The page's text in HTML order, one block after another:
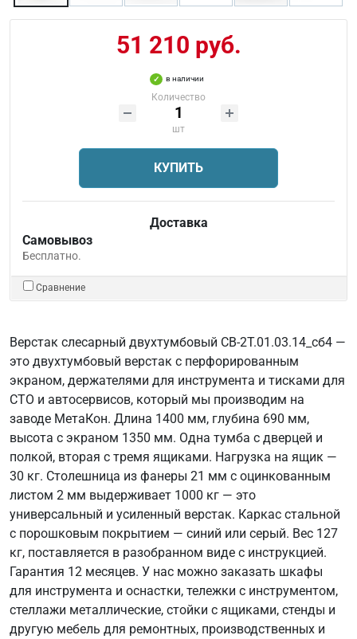
51 210 руб.
в наличии
Количество
шт
КУПИТЬ
Доставка
Самовывоз
Бесплатно.
Сравнение
Верстак слесарный двухтумбовый СВ-2Т.01.03.14_сб4 —
это двухтумбовый верстак с перфорированным
экраном, держателями для инструмента и тисками для
СТО и автосервисов, который мы производим на
заводе МетаКон. Длина 1400 мм, глубина 690 мм,
высота с экраном 1350 мм. Одна тумба с дверцей и
полкой, вторая с тремя ящиками. Нагрузка на ящик —
30 кг. Столешница из фанеры 21 мм с оцинкованным
листом 2 мм выдерживает 1000 кг — это
универсальный и усиленный верстак. Каркас стальной
с порошковым покрытием — синий или серый. Вес 127
кг, поставляется в разобранном виде с инструкцией.
Гарантия 12 месяцев. У нас можно заказать шкафы
для инструмента и оснастки, тележки с инструментом,
стеллажи металлические, стойки с ящиками, стенды и
другую мебель для ремонтных, производственных и